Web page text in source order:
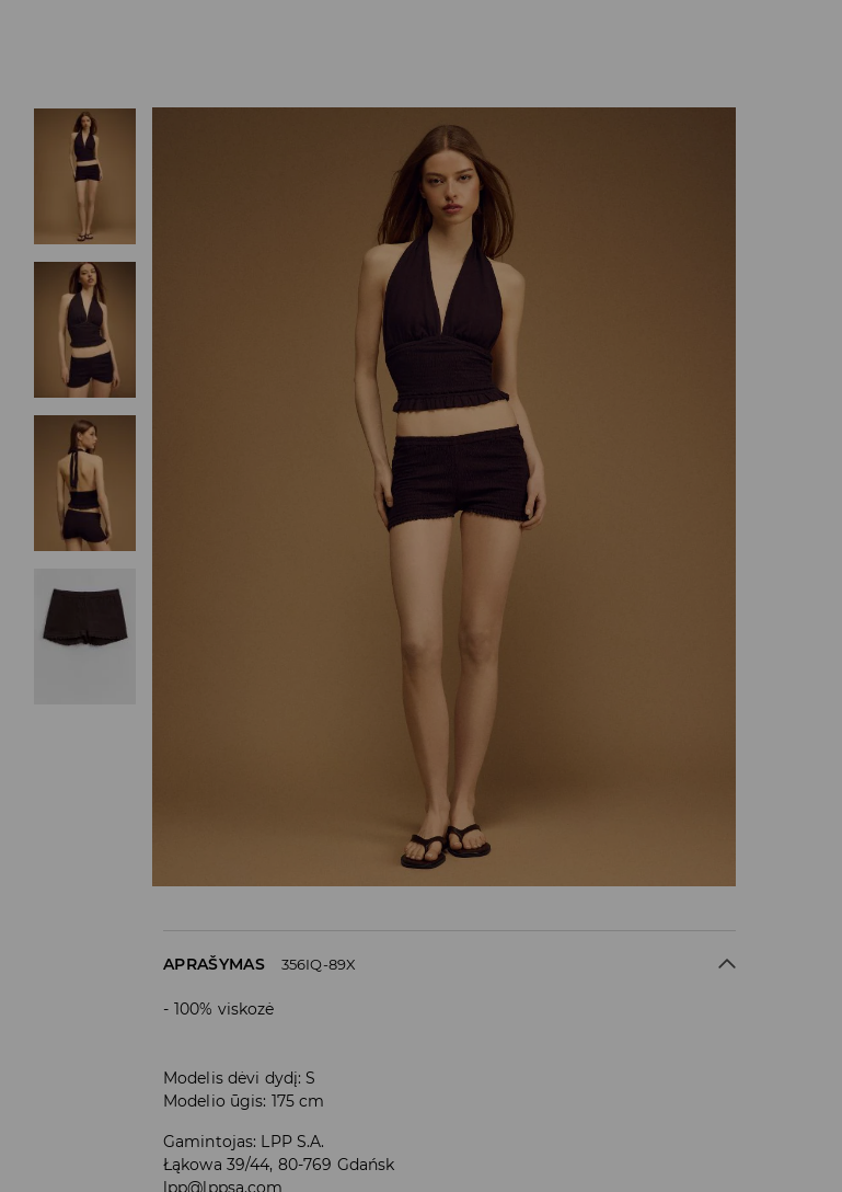
APRAŠYMAS 356IQ-89X
100% viskozė
Modelis dėvi dydį: S
Modelio ūgis: 175 cm
Gamintojas: LPP S.A.
Łąkowa 39/44, 80-769 Gdańsk
lpp@lppsa.com